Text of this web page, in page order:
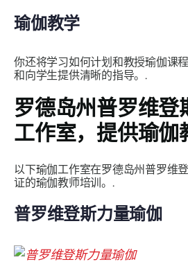
瑜伽教学
你还将学习如何计划和教授瑜伽课
和向学生提供清晰的指导。.
罗德岛州普罗维登
工作室，提供瑜伽
以下瑜伽工作室在罗德岛州普罗维
证的瑜伽教师培训。.
普罗维登斯力量瑜伽